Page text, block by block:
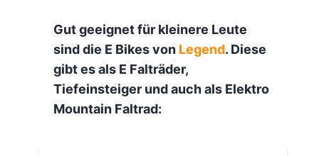
Gut geeignet für kleinere Leute
sind die E Bikes von Legend. Diese
gibt es als E Falträder,
Tiefeinsteiger und auch als Elektro
Mountain Faltrad: